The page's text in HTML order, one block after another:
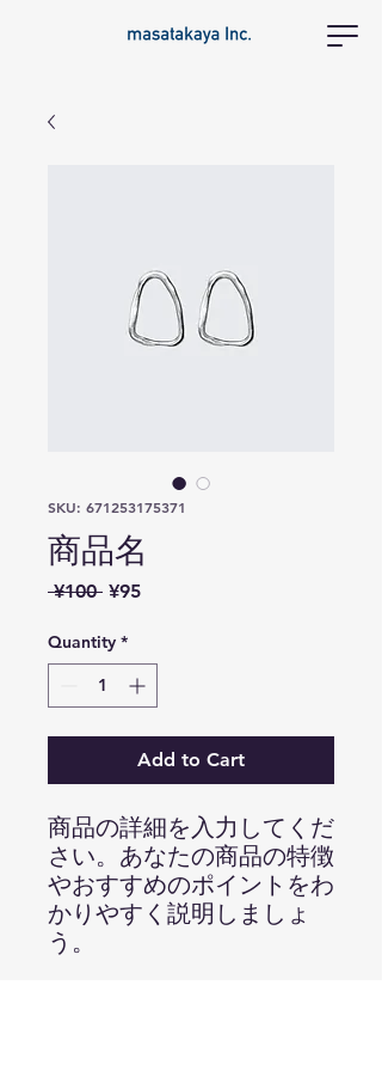
SKU: 671253175371
商品名
¥100 Regular
¥95Sale
Quantity *
Add to Cart
商品の詳細を入力してくだ
さい。あなたの商品の特徴
やおすすめのポイントをわ
かりやすく説明しましょ
う。